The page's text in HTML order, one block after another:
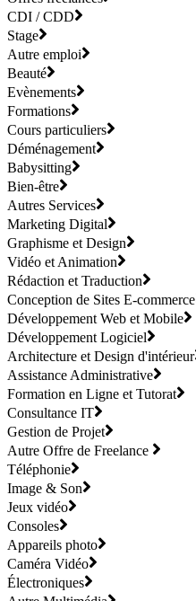
CDI / CDD
Stage
Autre emploi
Beauté
Evènements
Formations
Cours particuliers
Déménagement
Babysitting
Bien-être
Autres Services
Marketing Digital
Graphisme et Design
Vidéo et Animation
Rédaction et Traduction
Conception de Sites E-commerce
Développement Web et Mobile
Développement Logiciel
Architecture et Design d'intérieur
Assistance Administrative
Formation en Ligne et Tutorat
Consultance IT
Gestion de Projet
Autre Offre de Freelance
Téléphonie
Image & Son
Jeux vidéo
Consoles
Appareils photo
Caméra Vidéo
Électroniques